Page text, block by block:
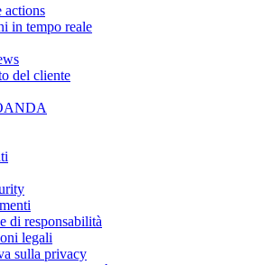
actions
in tempo reale
del cliente
di responsabilità
legali
sulla privacy